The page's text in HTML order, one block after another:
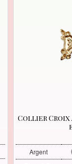
Collier Croix
Argent